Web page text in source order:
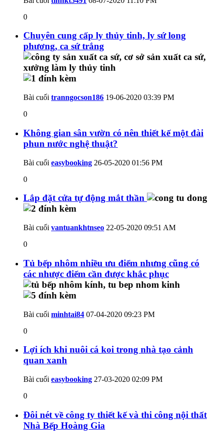
0
Chuyên cung cấp ly thủy tinh, ly sứ long
phương, ca sứ trắng
Bài cuối tranngocson186 19-06-2020 03:39 PM
0
Không gian sân vườn có nên thiết kế một đài
phun nước nghệ thuật?
Bài cuối easybooking 26-05-2020 01:56 PM
0
Lắp đặt cửa tự động mắt thần
Bài cuối vantuankhtnseo 22-05-2020 09:51 AM
0
Tủ bếp nhôm nhiều ưu điểm nhưng cũng có
các nhược điểm cần được khắc phục
Bài cuối minhtai84 07-04-2020 09:23 PM
0
Lợi ích khi nuôi cá koi trong nhà tạo cảnh
quan xanh
Bài cuối easybooking 27-03-2020 02:09 PM
0
Đôi nét về công ty thiết kế và thi công nội thất
Nhà Bếp Hoàng Gia